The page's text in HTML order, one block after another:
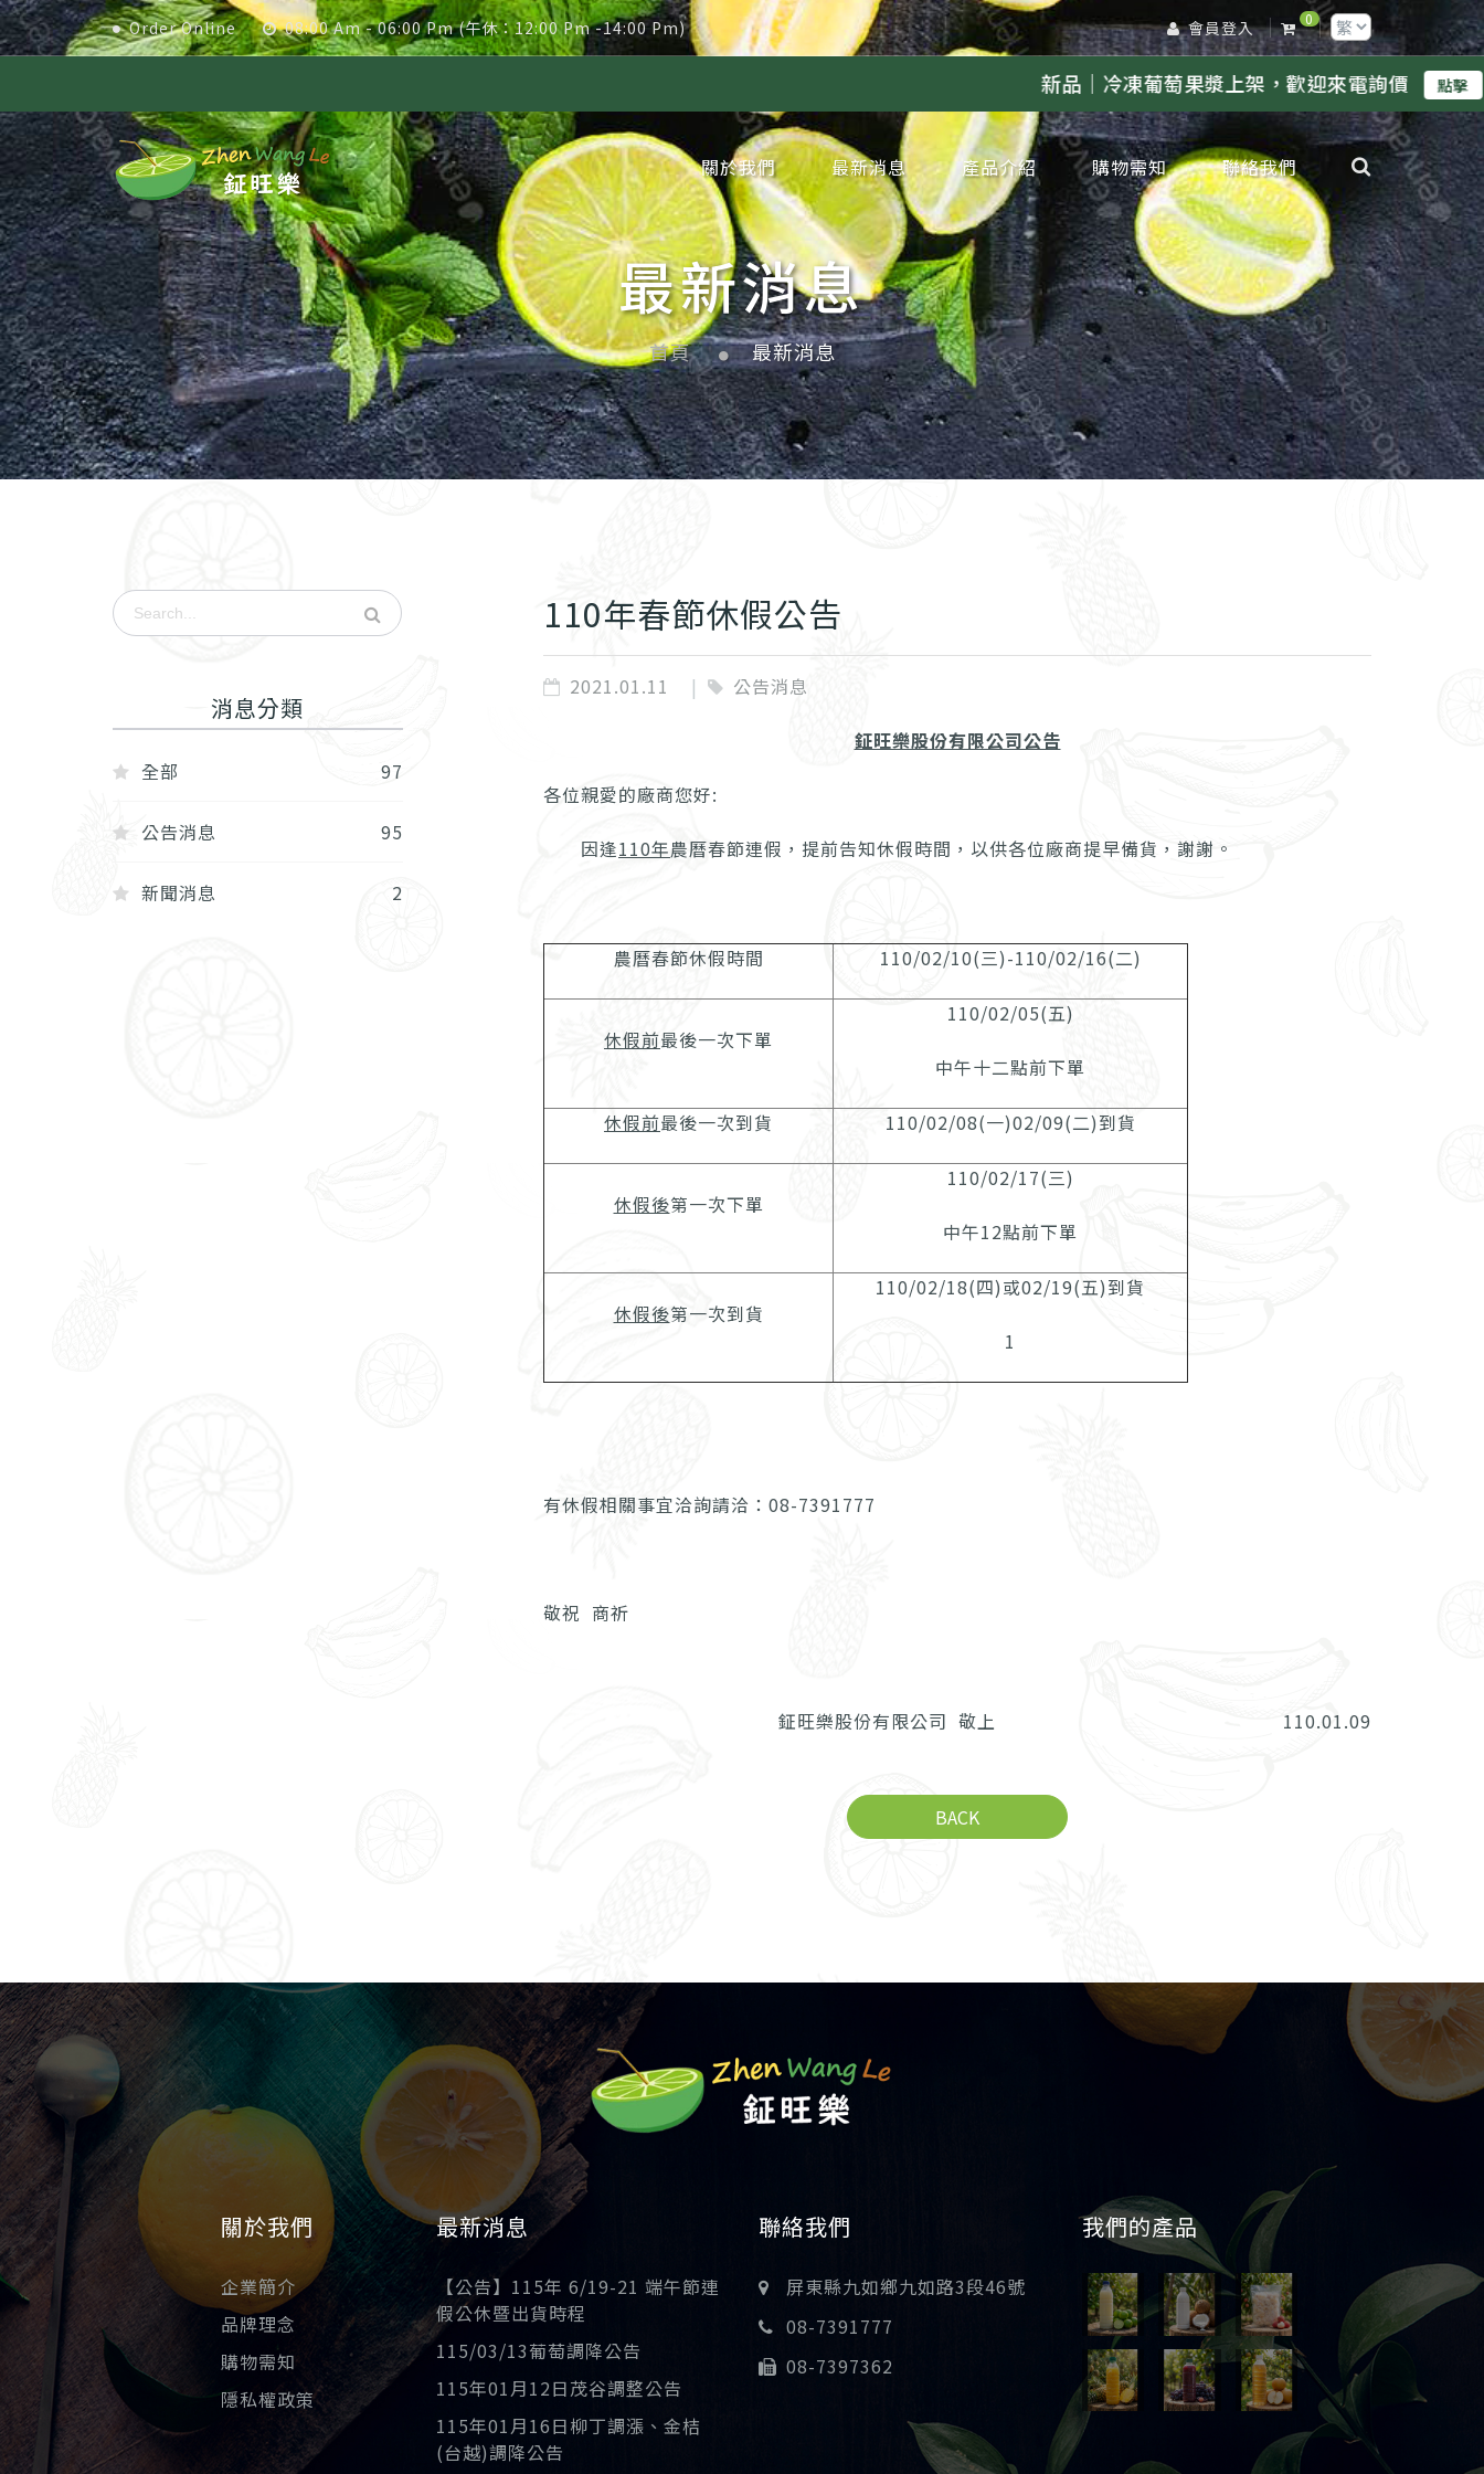
Order Online 08:00 Am - 06:00 Pm (午休：12:00 Pm -14:00 Pm) 會員登入 0
新品｜冷凍葡萄果漿上架，歡迎來電詢價 點擊 ／新品｜冷凍
關於我們
企業簡介
企業沿革
品牌理念
網站地圖
隱私權政策
最新消息
公告消息
新聞消息
產品介紹
冷凍檸檬專區
冷凍金桔專區
冷凍柳丁專區
冷凍葡萄柚專區
冷凍百香果專區
冷凍水蜜桃專區
冷凍奇異果專區
冷凍芭樂專區
冷凍甘蔗專區
冷凍蘋果專區
冷凍葡萄專區
冷凍鳳梨專區
冷凍芒果專區
冷凍草莓專區
冷凍荔枝專區
冷凍蓮霧專區
冷凍橘子專區
冷凍原汁其他專區
冷凍水果肉其他專區
冷凍水果蜜糖類
新鮮鮮果類
周邊產品類
季節限定類
代工生產服務
購物需知 聯絡我們
最新消息
首頁 最新消息
110年春節休假公告
2021.01.11 公告消息
鉦旺樂股份有限公司公告
各位親愛的廠商您好:
因逢110年農曆春節連假，提前告知休假時間，以供各位廠商提早備貨，謝謝。
農曆春節休假時間 110/02/10(三)-110/02/16(二)
休假前最後一次下單
110/02/05(五)
中午十二點前下單
休假前最後一次到貨 110/02/08(一)02/09(二)到貨
休假後第一次下單
110/02/17(三)
中午12點前下單
休假後第一次到貨
110/02/18(四)或02/19(五)到貨
1
有休假相關事宜洽詢請洽：08-7391777
敬祝 商祈
鉦旺樂股份有限公司 敬上 110.01.09
BACK
消息分類
全部 97
公告消息 95
新聞消息 2
關於我們
企業簡介
品牌理念
購物需知
隱私權政策
最新消息
【公告】115年 6/19-21 端午節連
假公休暨出貨時程
115/03/13葡萄調降公告
115年01月12日茂谷調整公告
115年01月16日柳丁調漲、金桔
(台越)調降公告
聯絡我們
屏東縣九如鄉九如路3段46號
08-7391777
08-7397362
我們的產品